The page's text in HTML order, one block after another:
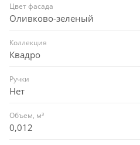
Цвет фасада
Оливково-зеленый
Коллекция
Квадро
Ручки
Нет
Объем, м³
0,012